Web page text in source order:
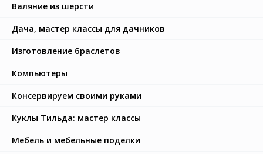
Валяние из шерсти
Дача, мастер классы для дачников
Изготовление браслетов
Компьютеры
Консервируем своими руками
Куклы Тильда: мастер классы
Мебель и мебельные поделки